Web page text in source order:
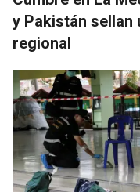
y Pakistán sellan
regional